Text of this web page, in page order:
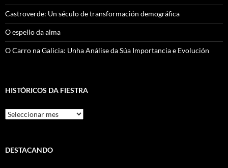
Castroverde: Un século de transformación demográfica
O espello da alma
O Carro na Galicia: Unha Análise da Súa Importancia e Evolución
HISTÓRICOS DA FIESTRA
Históricos
Da
DESTACANDO